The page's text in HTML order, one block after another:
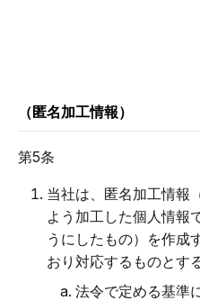
（匿名加工情報）
第5条
当社は、匿名加工情報
よう加工した個人情報
うにしたもの）を作成
おり対応するものとする
法令で定める基準